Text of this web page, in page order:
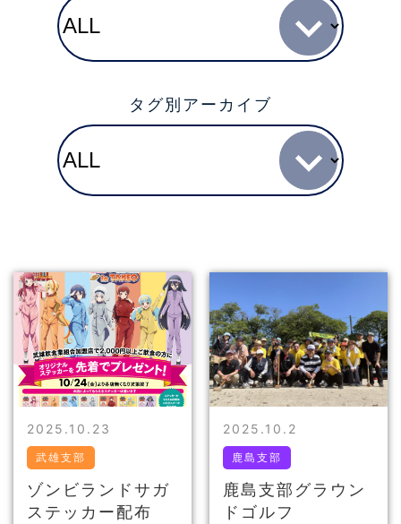
タグ別アーカイブ
2025.10.23
武雄支部
ゾンビランドサガ
ステッカー配布
2025.10.2
鹿島支部
鹿島支部グラウン
ドゴルフ